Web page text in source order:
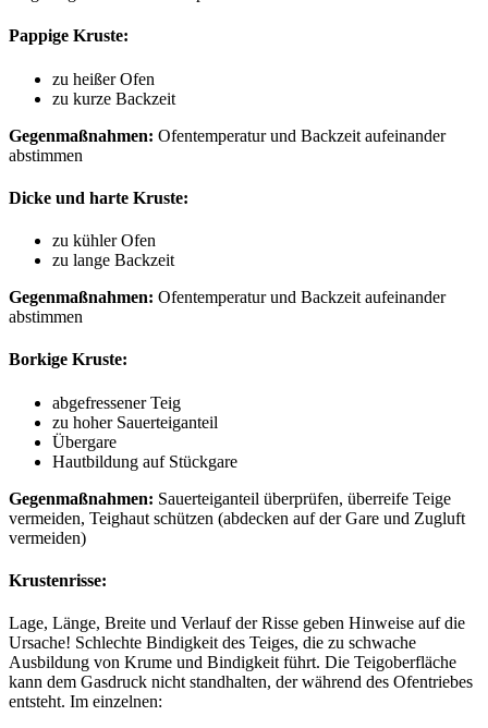
Pappige Kruste:
zu heißer Ofen
zu kurze Backzeit
Gegenmaßnahmen: Ofentemperatur und Backzeit aufeinander
abstimmen
Dicke und harte Kruste:
zu kühler Ofen
zu lange Backzeit
Gegenmaßnahmen: Ofentemperatur und Backzeit aufeinander
abstimmen
Borkige Kruste:
abgefressener Teig
zu hoher Sauerteiganteil
Übergare
Hautbildung auf Stückgare
Gegenmaßnahmen: Sauerteiganteil überprüfen, überreife Teige
vermeiden, Teighaut schützen (abdecken auf der Gare und Zugluft
vermeiden)
Krustenrisse:
Lage, Länge, Breite und Verlauf der Risse geben Hinweise auf die
Ursache! Schlechte Bindigkeit des Teiges, die zu schwache
Ausbildung von Krume und Bindigkeit führt. Die Teigoberfläche
kann dem Gasdruck nicht standhalten, der während des Ofentriebes
entsteht. Im einzelnen: